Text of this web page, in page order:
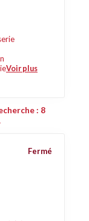
Voir plus
: 8
Fermé